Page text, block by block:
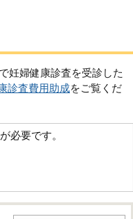
妊婦健康診査を受診した
診査費用助成をご覧くだ
必要です。